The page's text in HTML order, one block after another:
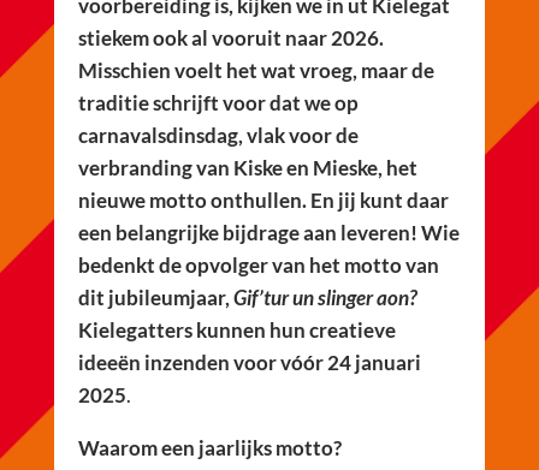
voorbereiding is, kijken we in ut Kielegat
stiekem ook al vooruit naar 2026.
Misschien voelt het wat vroeg, maar de
traditie schrijft voor dat we op
carnavalsdinsdag, vlak voor de
verbranding van Kiske en Mieske, het
nieuwe motto onthullen. En jij kunt daar
een belangrijke bijdrage aan leveren! Wie
bedenkt de opvolger van het motto van
dit jubileumjaar,Gif’tur un slinger aon?
Kielegatters kunnen hun creatieve
ideeën inzenden voor vóór 24 januari
2025.
Waarom een jaarlijks motto?